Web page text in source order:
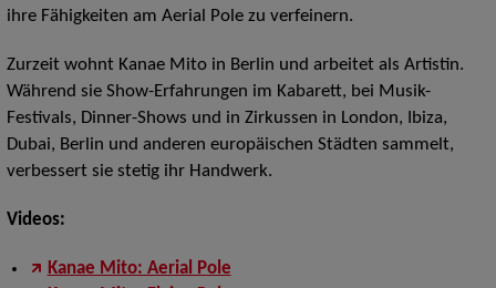
ihre Fähigkeiten am Aerial Pole zu verfeinern.
Zurzeit wohnt Kanae Mito in Berlin und arbeitet als Artistin.
Während sie Show-Erfahrungen im Kabarett, bei Musik-
Festivals, Dinner-Shows und in Zirkussen in London, Ibiza,
Dubai, Berlin und anderen europäischen Städten sammelt,
verbessert sie stetig ihr Handwerk.
Videos:
Kanae Mito: Aerial Pole